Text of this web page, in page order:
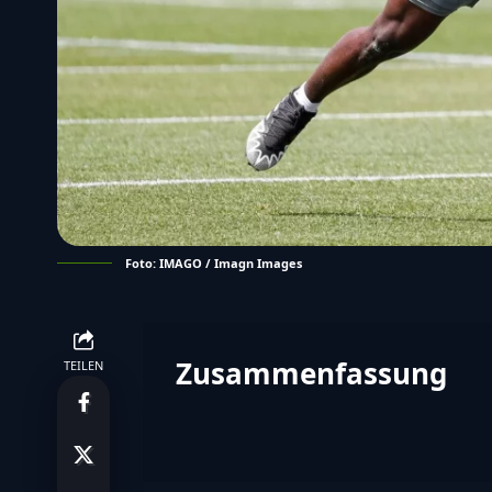
Foto: IMAGO / Imagn Images
TEILEN Zusammenfassung